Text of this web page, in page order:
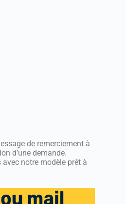
de remerciement à
d’une demande.
notre modèle prêt à